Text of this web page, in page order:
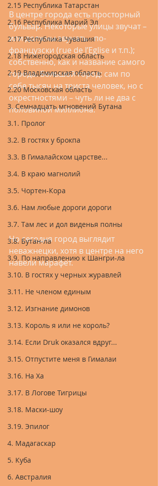
2.15 Республика Татарстан
2.16 Республика Марий Эл
2.17 Республика Чувашия
2.18 Нижегородская область
2.19 Владимирская область
2.20 Московская область
3. Семнадцать мгновений Бутана
3.1. Пролог
3.2. В гостях у брокпа
3.3. В Гималайском царстве...
3.4. В краю магнолий
3.5. Чортен-Кора
3.6. Нам любые дороги дороги
3.7. Там лес и дол виденья полны
3.8. Бутан-ла
3.9. По направлению к Шангри-ла
3.10. В гостях у черных журавлей
3.11. Не членом единым
3.12. Изгнание димонов
3.13. Король я или не король?
3.14. Если Druk оказался вдруг...
3.15. Отпустите меня в Гималаи
3.16. На Ха
3.17. В Логове Тигрицы
3.18. Маски-шоу
3.19. Эпилог
4. Мадагаскар
5. Куба
6. Австралия
В центре города есть просторный
бульвар. Некоторые улицы звучат –
или должны звучать - по-
французски (rue de l’Eglise и т.п.);
собственно, как и название самого
города. Большой город: сам по
себе тысяч на триста человек, но с
окрестностями – чуть ли не два с
половиной миллиона.
Но сегодня город выглядит
неважнецки, хотя в центре на него
навели марафет.